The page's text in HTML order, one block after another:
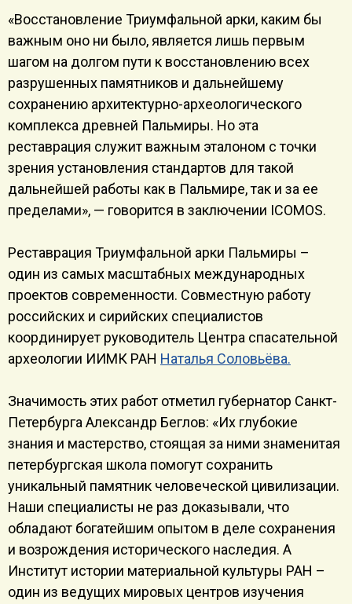
«Восстановление Триумфальной арки, каким бы
важным оно ни было, является лишь первым
шагом на долгом пути к восстановлению всех
разрушенных памятников и дальнейшему
сохранению архитектурно-археологического
комплекса древней Пальмиры. Но эта
реставрация служит важным эталоном с точки
зрения установления стандартов для такой
дальнейшей работы как в Пальмире, так и за ее
пределами», — говорится в заключении ICOMOS.
Реставрация Триумфальной арки Пальмиры –
один из самых масштабных международных
проектов современности. Совместную работу
российских и сирийских специалистов
координирует руководитель Центра спасательной
археологии ИИМК РАН Наталья Соловьёва.
Значимость этих работ отметил губернатор Санкт-
Петербурга Александр Беглов: «Их глубокие
знания и мастерство, стоящая за ними знаменитая
петербургская школа помогут сохранить
уникальный памятник человеческой цивилизации.
Наши специалисты не раз доказывали, что
обладают богатейшим опытом в деле сохранения
и возрождения исторического наследия. А
Институт истории материальной культуры РАН –
один из ведущих мировых центров изучения